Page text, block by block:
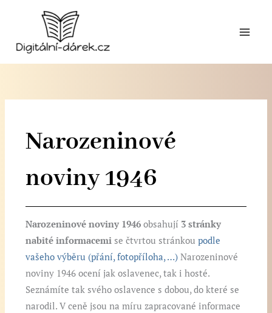
obsah
Narozeninové
noviny 1946
Narozeninové noviny 1946 obsahují 3 stránky
nabité informacemi se čtvrtou stránkou podle
vašeho výběru (přání, fotopříloha, …) Narozeninové
noviny 1946 ocení jak oslavenec, tak i hosté.
Seznámíte tak svého oslavence s dobou, do které se
narodil. V ceně jsou na míru zapracované informace